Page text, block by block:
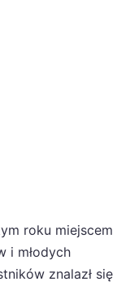
roku miejscem
i młodych
znalazł się